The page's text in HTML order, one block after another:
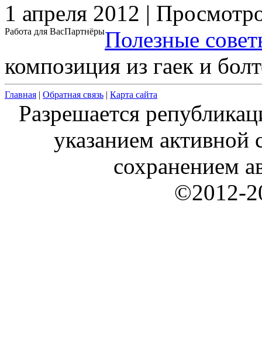
1 апреля 2012 |
Работа для ВасПартнёрыПолезные
композиция из гаек и
Главная | Обратная связь | Карта сайта
Разрешается
указанием
сохранением
©2012-